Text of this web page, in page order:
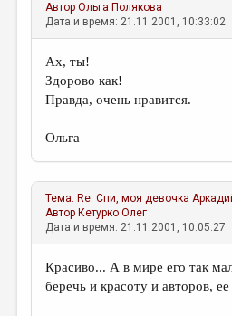
АвторОльга Полякова
Дата и время: 21.11.2001, 10:33:02
Ах, ты!
Здорово как!
Правда, очень нравится.
Ольга
Тема: Re: Спи, моя девочка
Автор Кетурко Олег
Дата и время: 21.11.2001, 10:05:27
Красиво... А в мире его так
беречь и красоту и авторов,